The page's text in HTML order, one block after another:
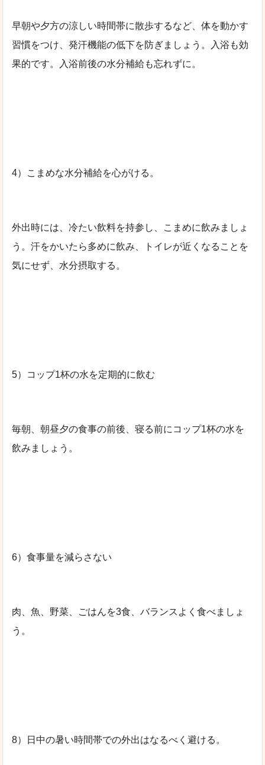
早朝や夕方の涼しい時間帯に散歩するなど、体を動かす
習慣をつけ、発汗機能の低下を防ぎましょう。入浴も効
果的です。入浴前後の水分補給も忘れずに。
4）こまめな水分補給を心がける。
外出時には、冷たい飲料を持参し、こまめに飲みましょ
う。汗をかいたら多めに飲み、トイレが近くなることを
気にせず、水分摂取する。
5）コップ1杯の水を定期的に飲む
毎朝、朝昼夕の食事の前後、寝る前にコップ1杯の水を
飲みましょう。
6）食事量を減らさない
肉、魚、野菜、ごはんを3食、バランスよく食べましょ
う。
8）日中の暑い時間帯での外出はなるべく避ける。